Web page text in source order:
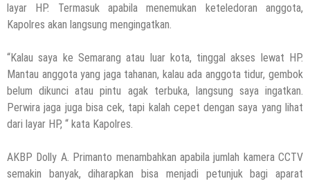
layar HP. Termasuk apabila menemukan keteledoran anggota,
Kapolres akan langsung mengingatkan.
“Kalau saya ke Semarang atau luar kota, tinggal akses lewat HP.
Mantau anggota yang jaga tahanan, kalau ada anggota tidur, gembok
belum dikunci atau pintu agak terbuka, langsung saya ingatkan.
Perwira jaga juga bisa cek, tapi kalah cepet dengan saya yang lihat
dari layar HP, “ kata Kapolres.
AKBP Dolly A. Primanto menambahkan apabila jumlah kamera CCTV
semakin banyak, diharapkan bisa menjadi petunjuk bagi aparat